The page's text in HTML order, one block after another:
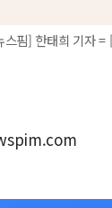
스핌] 한태희 기자